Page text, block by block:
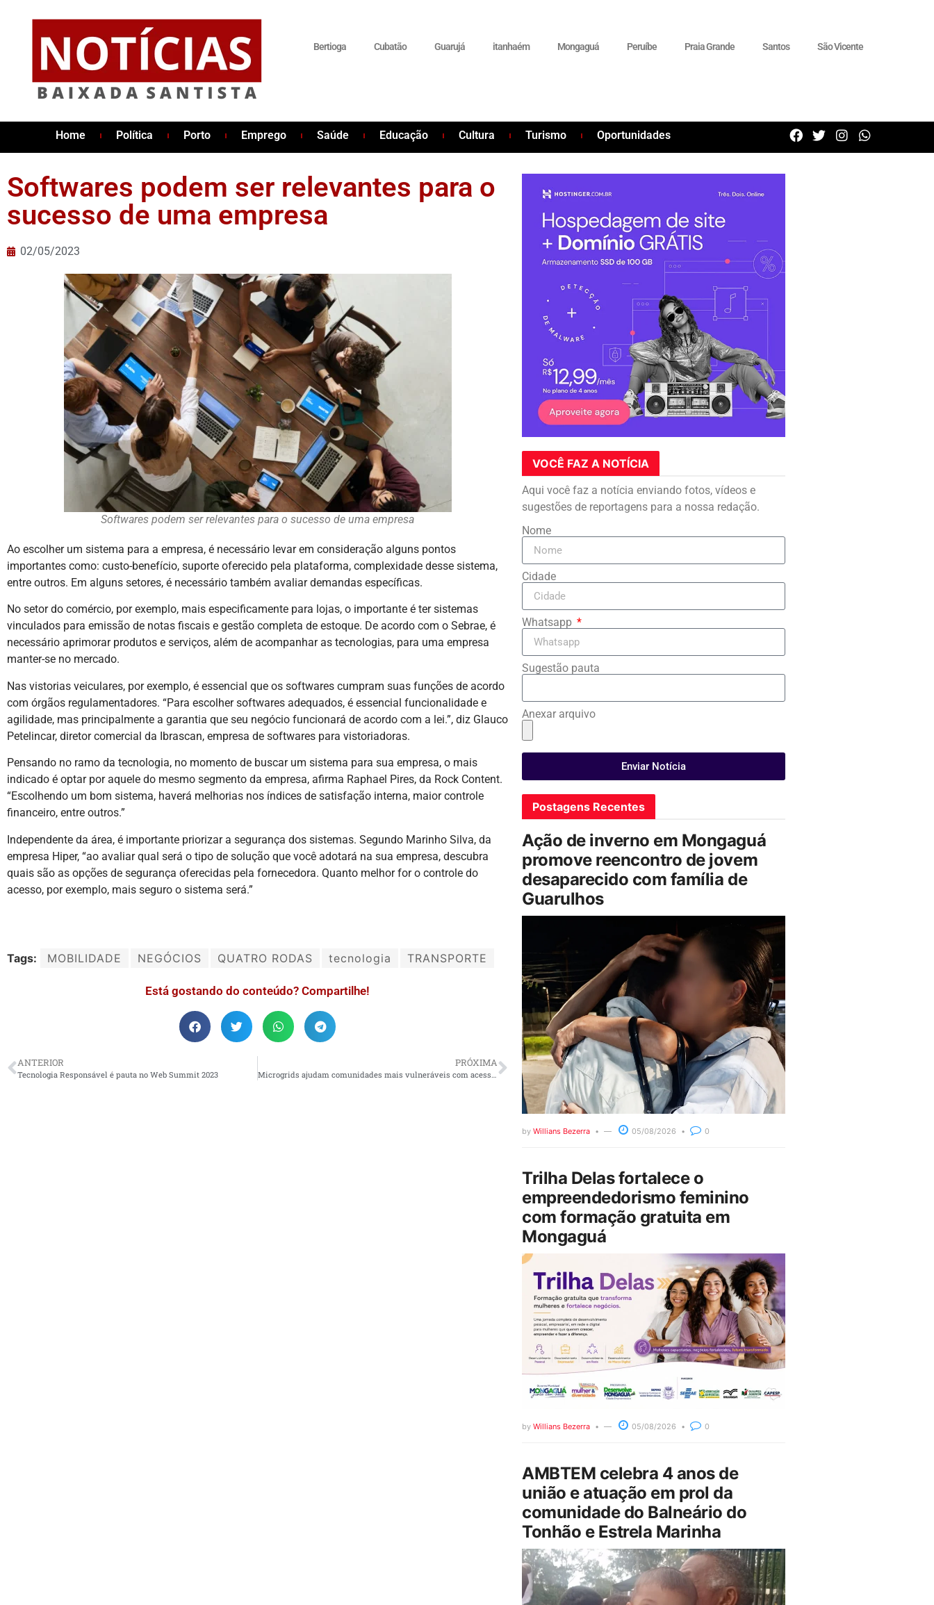
Bertioga Cubatão Guarujá itanhaém Mongaguá Peruíbe Praia Grande Santos São Vicente
Home Política Porto Emprego Saúde Educação Cultura Turismo Oportunidades
Softwares podem ser relevantes para o
sucesso de uma empresa
02/05/2023
Softwares podem ser relevantes para o sucesso de uma empresa
Ao escolher um sistema para a empresa, é necessário levar em consideração alguns pontos
importantes como: custo-benefício, suporte oferecido pela plataforma, complexidade desse sistema,
entre outros. Em alguns setores, é necessário também avaliar demandas específicas.
No setor do comércio, por exemplo, mais especificamente para lojas, o importante é ter sistemas
vinculados para emissão de notas fiscais e gestão completa de estoque. De acordo com o Sebrae, é
necessário aprimorar produtos e serviços, além de acompanhar as tecnologias, para uma empresa
manter-se no mercado.
Nas vistorias veiculares, por exemplo, é essencial que os softwares cumpram suas funções de acordo
com órgãos regulamentadores. “Para escolher softwares adequados, é essencial funcionalidade e
agilidade, mas principalmente a garantia que seu negócio funcionará de acordo com a lei.”, diz Glauco
Petelincar, diretor comercial da Ibrascan, empresa de softwares para vistoriadoras.
Pensando no ramo da tecnologia, no momento de buscar um sistema para sua empresa, o mais
indicado é optar por aquele do mesmo segmento da empresa, afirma Raphael Pires, da Rock Content.
“Escolhendo um bom sistema, haverá melhorias nos índices de satisfação interna, maior controle
financeiro, entre outros.”
Independente da área, é importante priorizar a segurança dos sistemas. Segundo Marinho Silva, da
empresa Hiper, “ao avaliar qual será o tipo de solução que você adotará na sua empresa, descubra
quais são as opções de segurança oferecidas pela fornecedora. Quanto melhor for o controle do
acesso, por exemplo, mais seguro o sistema será.”
Tags: MOBILIDADE NEGÓCIOS QUATRO RODAS tecnologia TRANSPORTE
Está gostando do conteúdo? Compartilhe!
ANTERIOR
Tecnologia Responsável é pauta no Web Summit 2023
PRÓXIMA
Microgrids ajudam comunidades mais vulneráveis com acesso à energia elétrica
VOCÊ FAZ A NOTÍCIA
Aqui você faz a notícia enviando fotos, vídeos e
sugestões de reportagens para a nossa redação.
Nome
Cidade
Whatsapp
Sugestão pauta
Anexar arquivo
Enviar Notícia
Postagens Recentes
Ação de inverno em Mongaguá
promove reencontro de jovem
desaparecido com família de
Guarulhos
by Willians Bezerra 05/08/2026 0
Trilha Delas fortalece o
empreendedorismo feminino
com formação gratuita em
Mongaguá
by Willians Bezerra 05/08/2026 0
AMBTEM celebra 4 anos de
união e atuação em prol da
comunidade do Balneário do
Tonhão e Estrela Marinha